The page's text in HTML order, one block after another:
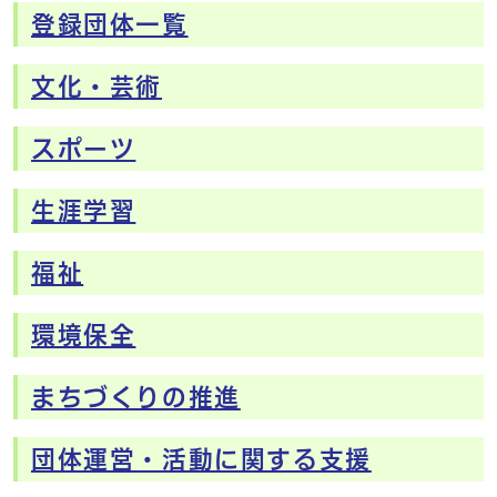
メインメニュー
登録団体一覧
文化・芸術
スポーツ
生涯学習
福祉
環境保全
まちづくりの推進
団体運営・活動に関する支援